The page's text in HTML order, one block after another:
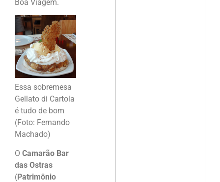
Boa Viagem.
Essa sobremesa
Gellato di Cartola
é tudo de bom
(Foto: Fernando
Machado)
O Camarão Bar
das Ostras
(Patrimônio